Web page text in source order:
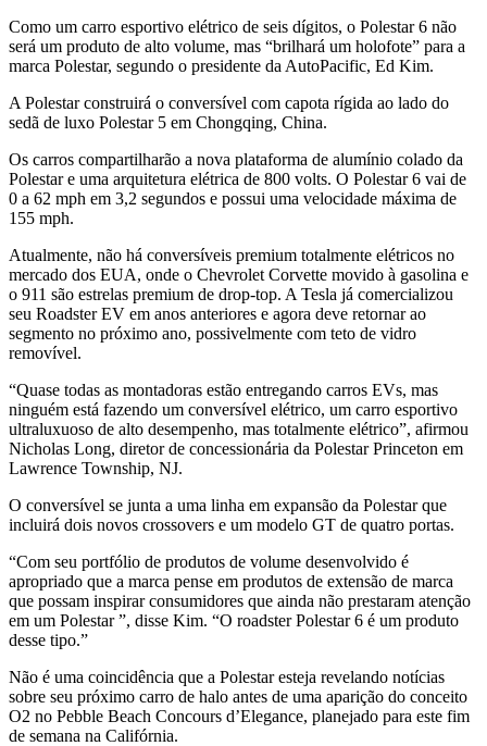
Como um carro esportivo elétrico de seis dígitos, o Polestar 6 não
será um produto de alto volume, mas “brilhará um holofote” para a
marca Polestar, segundo o presidente da AutoPacific, Ed Kim.
A Polestar construirá o conversível com capota rígida ao lado do
sedã de luxo Polestar 5 em Chongqing, China.
Os carros compartilharão a nova plataforma de alumínio colado da
Polestar e uma arquitetura elétrica de 800 volts. O Polestar 6 vai de
0 a 62 mph em 3,2 segundos e possui uma velocidade máxima de
155 mph.
Atualmente, não há conversíveis premium totalmente elétricos no
mercado dos EUA, onde o Chevrolet Corvette movido à gasolina e
o 911 são estrelas premium de drop-top. A Tesla já comercializou
seu Roadster EV em anos anteriores e agora deve retornar ao
segmento no próximo ano, possivelmente com teto de vidro
removível.
“Quase todas as montadoras estão entregando carros EVs, mas
ninguém está fazendo um conversível elétrico, um carro esportivo
ultraluxuoso de alto desempenho, mas totalmente elétrico”, afirmou
Nicholas Long, diretor de concessionária da Polestar Princeton em
Lawrence Township, NJ.
O conversível se junta a uma linha em expansão da Polestar que
incluirá dois novos crossovers e um modelo GT de quatro portas.
“Com seu portfólio de produtos de volume desenvolvido é
apropriado que a marca pense em produtos de extensão de marca
que possam inspirar consumidores que ainda não prestaram atenção
em um Polestar ”, disse Kim. “O roadster Polestar 6 é um produto
desse tipo.”
Não é uma coincidência que a Polestar esteja revelando notícias
sobre seu próximo carro de halo antes de uma aparição do conceito
O2 no Pebble Beach Concours d’Elegance, planejado para este fim
de semana na Califórnia.